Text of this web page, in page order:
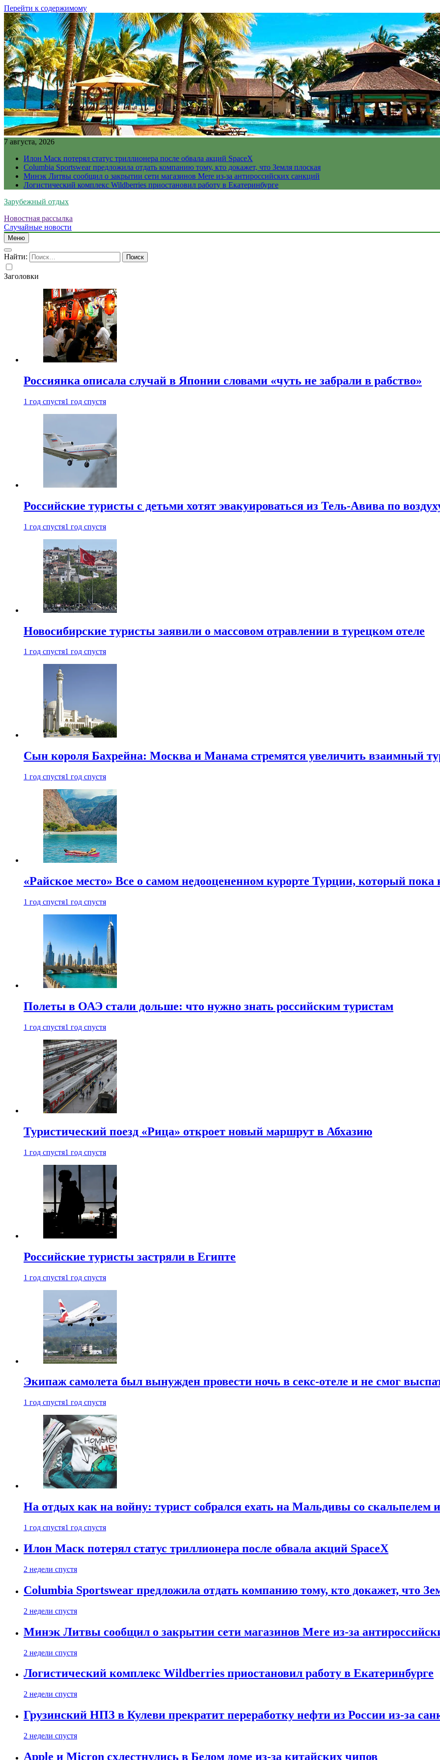
Перейти к содержимому
7 августа, 2026
Илон Маск потерял статус триллионера после обвала акций SpaceX
Columbia Sportswear предложила отдать компанию тому, кто докажет, что Земля плоская
Минэк Литвы сообщил о закрытии сети магазинов Mere из-за антироссийских санкций
Логистический комплекс Wildberries приостановил работу в Екатеринбурге
Зарубежный отдых
Новостная рассылка
Случайные новости
Меню
Найти:
Заголовки
Россиянка описала случай в Японии словами «чуть не забрали в рабство»
1 год спустя1 год спустя
Российские туристы с детьми хотят эвакуироваться из Тель-Авива по
1 год спустя1 год спустя
Новосибирские туристы заявили о массовом отравлении в турецком отеле
1 год спустя1 год спустя
Сын короля Бахрейна: Москва и Манама стремятся увеличить взаимный
1 год спустя1 год спустя
«Райское место» Все о самом недооцененном курорте Турции, который пока
1 год спустя1 год спустя
Полеты в ОАЭ стали дольше: что нужно знать российским туристам
1 год спустя1 год спустя
Туристический поезд «Рица» откроет новый маршрут в Абхазию
1 год спустя1 год спустя
Российские туристы застряли в Египте
1 год спустя1 год спустя
Экипаж самолета был вынужден провести ночь в секс-отеле и не смог
1 год спустя1 год спустя
На отдых как на войну: турист собрался ехать на Мальдивы со скальпелем
1 год спустя1 год спустя
Илон Маск потерял статус триллионера после обвала акций SpaceX
2 недели спустя
Columbia Sportswear предложила отдать компанию тому, кто докажет, что
2 недели спустя
Минэк Литвы сообщил о закрытии сети магазинов Mere из-за
2 недели спустя
Логистический комплекс Wildberries приостановил работу в Екатеринбурге
2 недели спустя
Грузинский НПЗ в Кулеви прекратит переработку нефти из России из-за
2 недели спустя
Apple и Micron схлестнулись в Белом доме из-за китайских чипов